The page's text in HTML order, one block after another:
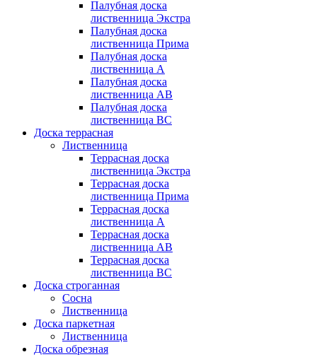
Палубная доска
лиственница Экстра
Палубная доска
лиственница Прима
Палубная доска
лиственница А
Палубная доска
лиственница АB
Палубная доска
лиственница BC
Доска террасная
Лиственница
Террасная доска
лиственница Экстра
Террасная доска
лиственница Прима
Террасная доска
лиственница А
Террасная доска
лиственница AB
Террасная доска
лиственница BC
Доска строганная
Сосна
Лиственница
Доска паркетная
Лиственница
Доска обрезная